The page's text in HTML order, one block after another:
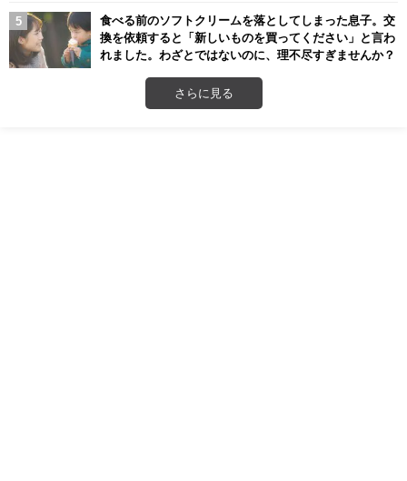
食べる前のソフトクリームを落としてしまった息子。交
換を依頼すると「新しいものを買ってください」と言わ
れました。わざとではないのに、理不尽すぎませんか？
さらに見る